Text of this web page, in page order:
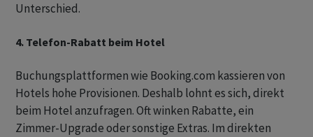
Unterschied.
4. Telefon-Rabatt beim Hotel
Buchungsplattformen wie Booking.com kassieren von
Hotels hohe Provisionen. Deshalb lohnt es sich, direkt
beim Hotel anzufragen. Oft winken Rabatte, ein
Zimmer-Upgrade oder sonstige Extras. Im direkten